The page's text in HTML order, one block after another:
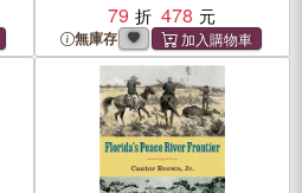
79
478
無庫存